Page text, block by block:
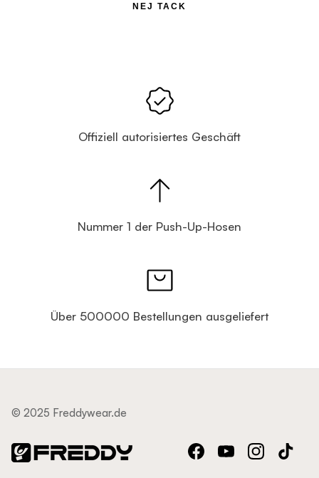
NEJ TACK
Offiziell autorisiertes Geschäft
Nummer 1 der Push-Up-Hosen
Über 500000 Bestellungen ausgeliefert
© 2025 Freddywear.de
FacebookYouTubeInstagramTikTok